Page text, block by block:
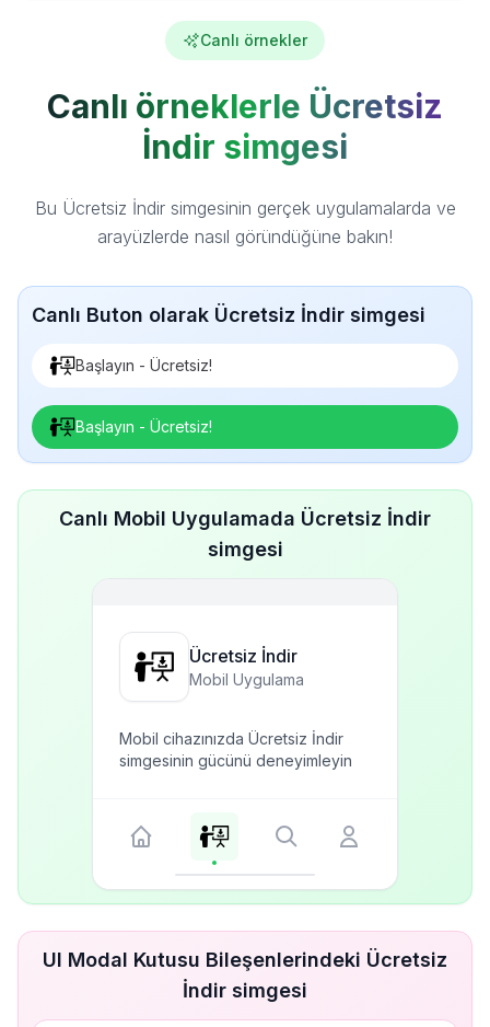
Canlı örnekler
Canlı örneklerle Ücretsiz
İndir simgesi
Bu Ücretsiz İndir simgesinin gerçek uygulamalarda ve
arayüzlerde nasıl göründüğüne bakın!
Canlı Buton olarak Ücretsiz İndir simgesi
Başlayın - Ücretsiz!
Başlayın - Ücretsiz!
Canlı Mobil Uygulamada Ücretsiz İndir
simgesi
Ücretsiz İndir
Mobil Uygulama
Mobil cihazınızda Ücretsiz İndir
simgesinin gücünü deneyimleyin
UI Modal Kutusu Bileşenlerindeki Ücretsiz
İndir simgesi